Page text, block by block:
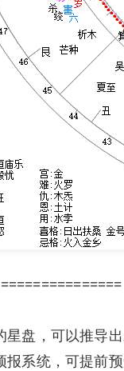
盘，可以推导出
系统，可提前